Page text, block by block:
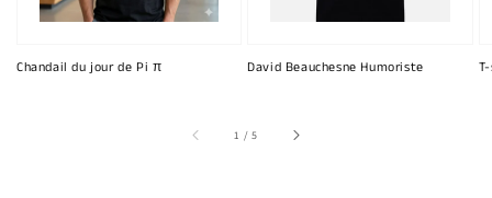
Chandail du jour de Pi π David Beauchesne Humoriste
1 /sur
5